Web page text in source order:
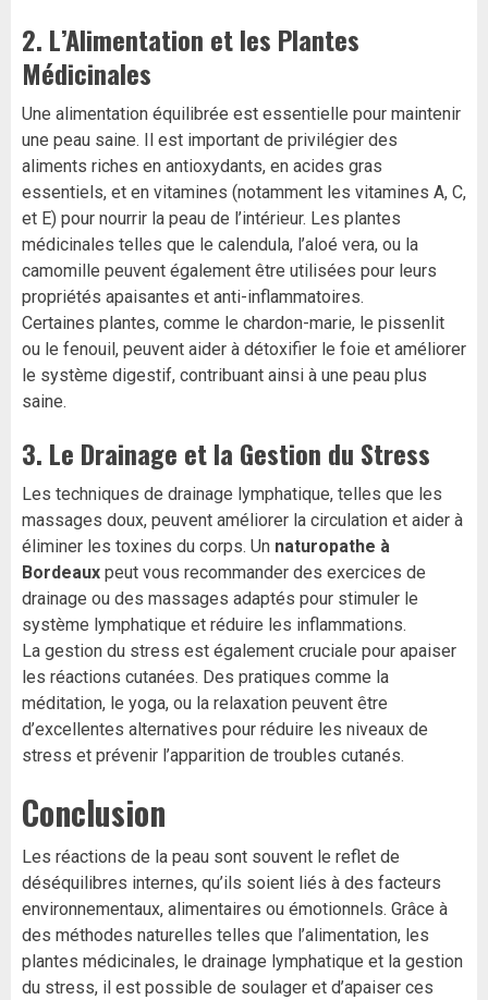
2. L’Alimentation et les Plantes
Médicinales
Une alimentation équilibrée est essentielle pour maintenir
une peau saine. Il est important de privilégier des
aliments riches en antioxydants, en acides gras
essentiels, et en vitamines (notamment les vitamines A, C,
et E) pour nourrir la peau de l’intérieur. Les plantes
médicinales telles que le calendula, l’aloé vera, ou la
camomille peuvent également être utilisées pour leurs
propriétés apaisantes et anti-inflammatoires.
Certaines plantes, comme le chardon-marie, le pissenlit
ou le fenouil, peuvent aider à détoxifier le foie et améliorer
le système digestif, contribuant ainsi à une peau plus
saine.
3. Le Drainage et la Gestion du Stress
Les techniques de drainage lymphatique, telles que les
massages doux, peuvent améliorer la circulation et aider à
éliminer les toxines du corps. Un naturopathe à
Bordeaux peut vous recommander des exercices de
drainage ou des massages adaptés pour stimuler le
système lymphatique et réduire les inflammations.
La gestion du stress est également cruciale pour apaiser
les réactions cutanées. Des pratiques comme la
méditation, le yoga, ou la relaxation peuvent être
d’excellentes alternatives pour réduire les niveaux de
stress et prévenir l’apparition de troubles cutanés.
Conclusion
Les réactions de la peau sont souvent le reflet de
déséquilibres internes, qu’ils soient liés à des facteurs
environnementaux, alimentaires ou émotionnels. Grâce à
des méthodes naturelles telles que l’alimentation, les
plantes médicinales, le drainage lymphatique et la gestion
du stress, il est possible de soulager et d’apaiser ces